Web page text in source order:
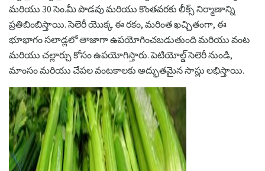
మరియు 30 సెం.మీ పొడవు మరియు కొంతవరకు లీక్స్ నిర్మాణాన్ని
ప్రతిబింబిస్తాయి. సెలెరీ యొక్క ఈ రకం, మరింత ఖచ్చితంగా, ఈ
భూభాగం సలాడ్లలో తాజాగా ఉపయోగించబడుతుంది మరియు వంట
మరియు చల్లార్చు కోసం ఉపయోగిస్తారు. పెటియోల్డ్ సెలెరీ నుండి,
మాంసం మరియు చేపల వంటకాలకు అద్భుతమైన సాస్లు లభిస్తాయి.